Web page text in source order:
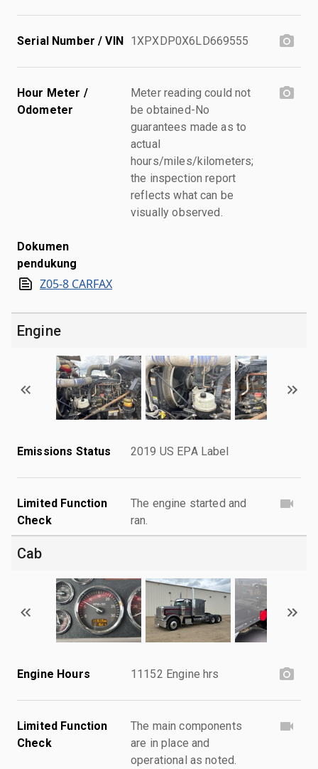
Serial Number / VIN 1XPXDP0X6LD669555
Hour Meter /
Odometer
Meter reading could not
be obtained-No
guarantees made as to
actual
hours/miles/kilometers;
the inspection report
reflects what can be
visually observed.
Dokumen
pendukung
Z05-8 CARFAX
Engine
Emissions Status 2019 US EPA Label
Limited Function
Check
The engine started and
ran.
Cab
Engine Hours 11152 Engine hrs
Limited Function
Check
The main components
are in place and
operational as noted.